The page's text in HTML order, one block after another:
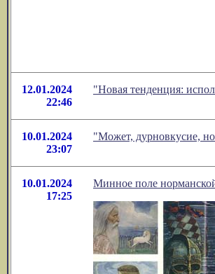
12.01.2024
22:46
"Новая тенденция:
10.01.2024
23:07
"Может, дурновкусие,
10.01.2024
17:25
Минное поле